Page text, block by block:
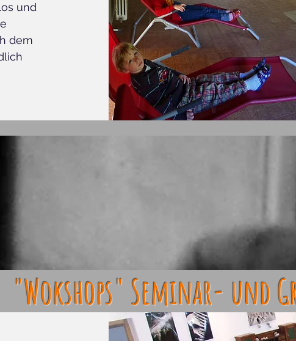
und
dem
"Wokshops" Seminar- und